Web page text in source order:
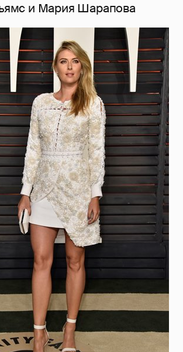
и Мария Шарапова